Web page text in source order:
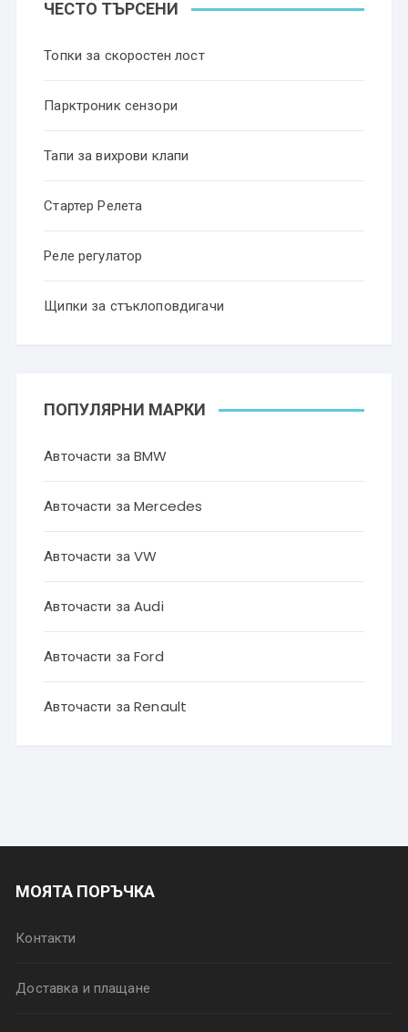
ЧЕСТО ТЪРСЕНИ
Топки за скоростен лост
Парктроник сензори
Тапи за вихрови клапи
Стартер Релета
Реле регулатор
Щипки за стъклоповдигачи
ПОПУЛЯРНИ МАРКИ
Авточасти за BMW
Авточасти за Mercedes
Авточасти за VW
Авточасти за Audi
Авточасти за Ford
Авточасти за Renault
МОЯТА ПОРЪЧКА
Контакти
Доставка и плащане